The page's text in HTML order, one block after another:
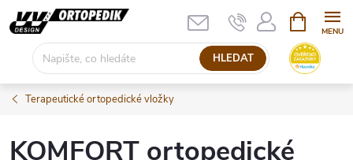
Přejít
na
HLEDAT
NÁKUPNÍ
KOŠÍK
Terapeutické ortopedické vložky
KOMFORT ortopedické